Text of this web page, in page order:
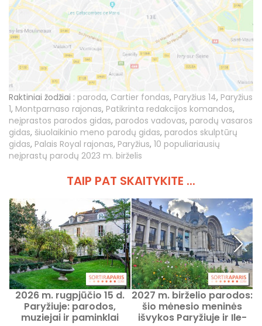
Raktiniai žodžiai : paroda, Cartier fondas, Paryžius 14, Paryžius
1, Montparnaso rajonas, Patikrinta redakcijos komandos,
neįprastos parodos gidas, parodos vadovas, parodų vasaros
gidas, šiuolaikinio meno parodų gidas, parodos skulptūrų
gidas, Palais Royal rajonas, Paryžius, 10 populiariausių
neįprastų parodų 2023 m. birželis
TAIP PAT SKAITYKITE ...
2026 m. rugpjūčio 15 d.
Paryžiuje: parodos,
muziejai ir paminklai
2027 m. birželio parodos:
šio mėnesio meninės
išvykos Paryžiuje ir Ile-